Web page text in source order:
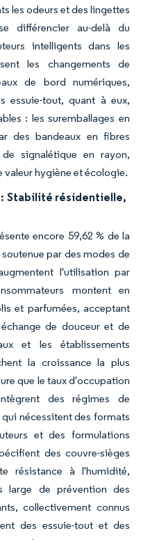
les odeurs et des lingettes
différencier au-delà du
intelligents dans les
les changements de
de bord numériques,
essuie-tout, quant à eux,
: les suremballages en
des bandeaux en fibres
signalétique en rayon,
hygiène et écologie.
Stabilité résidentielle,
encore 59,62 % de la
par des modes de
l'utilisation par
montent en
et parfumées, acceptant
de douceur et de
et les établissements
la croissance la plus
que le taux d'occupation
des régimes de
nécessitent des formats
et des formulations
des couvre-sièges
résistance à l'humidité,
large de prévention des
collectivement connus
des essuie-tout et des